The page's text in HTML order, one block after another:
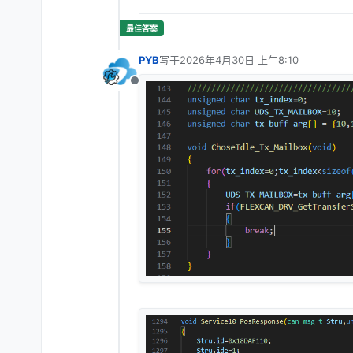
离线
PYB写于2026年4月30日 上午8:10
最后由 编辑